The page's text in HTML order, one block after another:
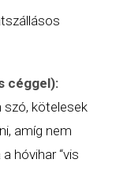
céggel):
szó, kötelesek
amíg nem
hóvihar “vis